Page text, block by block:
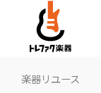
楽器リユース